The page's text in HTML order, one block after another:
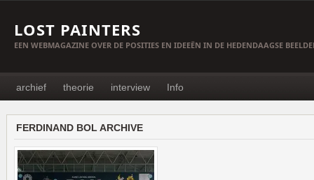
LOST PAINTERS
EEN WEBMAGAZINE OVER DE POSITIES EN IDEEËN IN DE HEDENDAAGSE
archief theorie interview Info
FERDINAND BOL ARCHIVE